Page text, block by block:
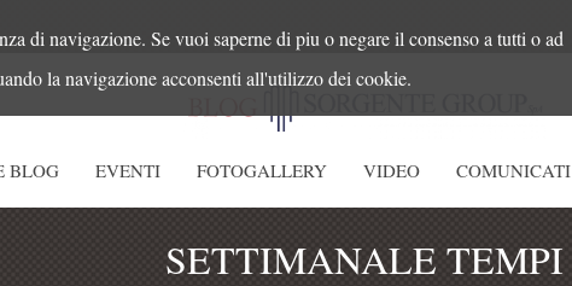
BLOG EVENTI FOTOGALLERY VIDEO COMUNICATI
SETTIMANALE TEMPI
di navigazione. Se vuoi saperne di piu o negare il consenso a tutti o ad
la navigazione acconsenti all'utilizzo dei cookie.